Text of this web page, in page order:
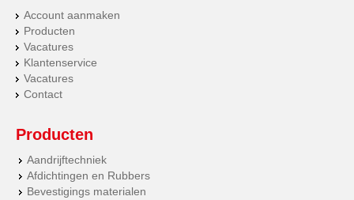
Account aanmaken
Producten
Vacatures
Klantenservice
Vacatures
Contact
Producten
Aandrijftechniek
Afdichtingen en Rubbers
Bevestigings materialen